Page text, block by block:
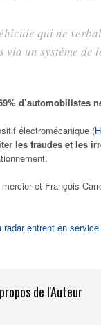
qui ne
via un système de
d’automobilistes
électromécanique (
les fraudes et les
et François
radar entrent en
de l'Auteur